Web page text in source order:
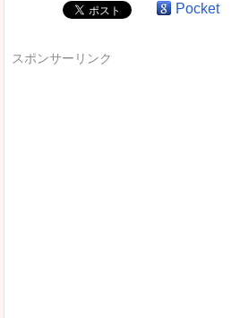
Pocket
スポンサーリンク